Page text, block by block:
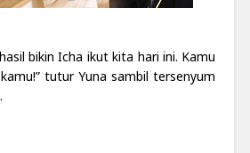
bikin Icha ikut kita hari ini. Kamu
tutur Yuna sambil tersenyum